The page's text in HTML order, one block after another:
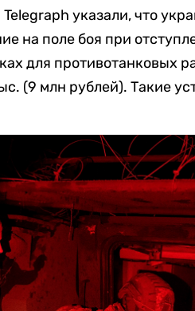
указали, что
на поле боя при
для противотанковых
(9 млн рублей). Такие